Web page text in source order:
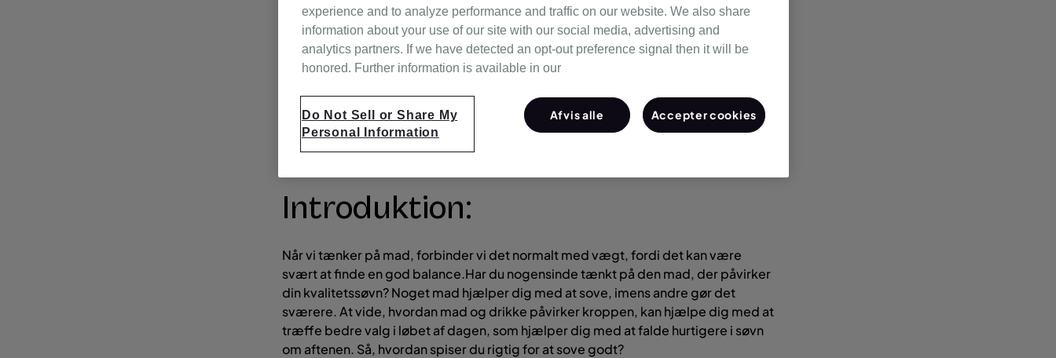
Den gamle talemåde ‘Du er, hvad du spiser’ gælder også for din søvn! Se vores
valg af gode sæsonbestemte fødevarer, der kan bidrage til, at du får en bedre
Introduktion:
Når vi tænker på mad, forbinder vi det normalt med vægt, fordi det kan være
svært at finde en god balance.Har du nogensinde tænkt på den mad, der påvirker
din kvalitetssøvn? Noget mad hjælper dig med at sove, imens andre gør det
sværere. At vide, hvordan mad og drikke påvirker kroppen, kan hjælpe dig med at
træffe bedre valg i løbet af dagen, som hjælper dig med at falde hurtigere i søvn
om aftenen. Så, hvordan spiser du rigtig for at sove godt?
experience and to analyze performance and traffic on our website. We also share
information about your use of our site with our social media, advertising and
analytics partners. If we have detected an opt-out preference signal then it will be
honored. Further information is available in our
Do Not Sell or Share My
Personal Information
Afvis alle Accepter cookies